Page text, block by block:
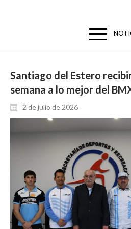
Santiago del Estero
semana a lo mejor del
2 de julio de 2026